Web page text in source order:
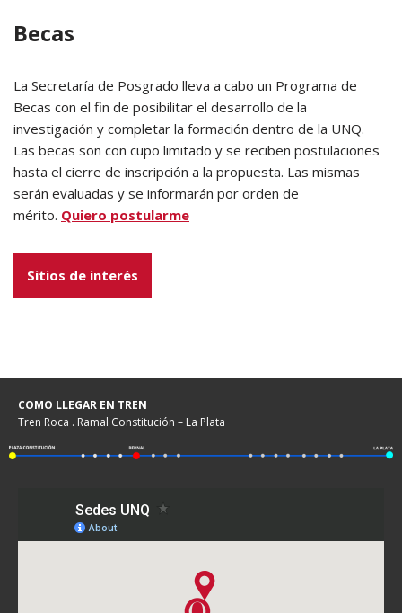
Becas
La Secretaría de Posgrado lleva a cabo un Programa de
Becas con el fin de posibilitar el desarrollo de la
investigación y completar la formación dentro de la UNQ.
Las becas son con cupo limitado y se reciben postulaciones
hasta el cierre de inscripción a la propuesta. Las mismas
serán evaluadas y se informarán por orden de
mérito. Quiero postularme
Sitios de interés
COMO LLEGAR EN TREN
Tren Roca . Ramal Constitución – La Plata